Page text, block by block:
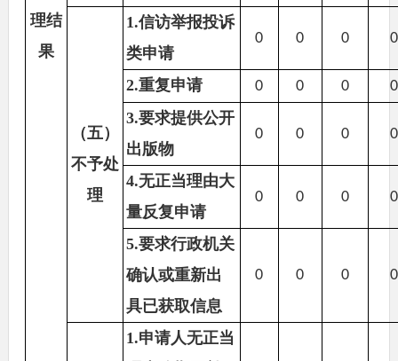
理结
果
（五）
不予处
理
1.信访举报投诉
类申请
0 0 0 0
2.重复申请 0 0 0 0
3.要求提供公开
出版物
0 0 0 0
4.无正当理由大
量反复申请
0 0 0 0
5.要求行政机关
确认或重新出
具已获取信息
0 0 0 0
1.申请人无正当